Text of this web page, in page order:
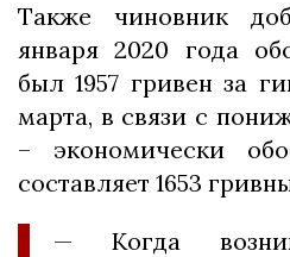
Также чиновник
января 2020 года
был 1957 гривен за
марта, в связи с
– экономически
составляет 1653
— Когда